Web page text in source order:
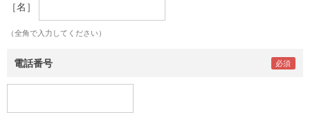
［名］
（全角で入力してください）
電話番号